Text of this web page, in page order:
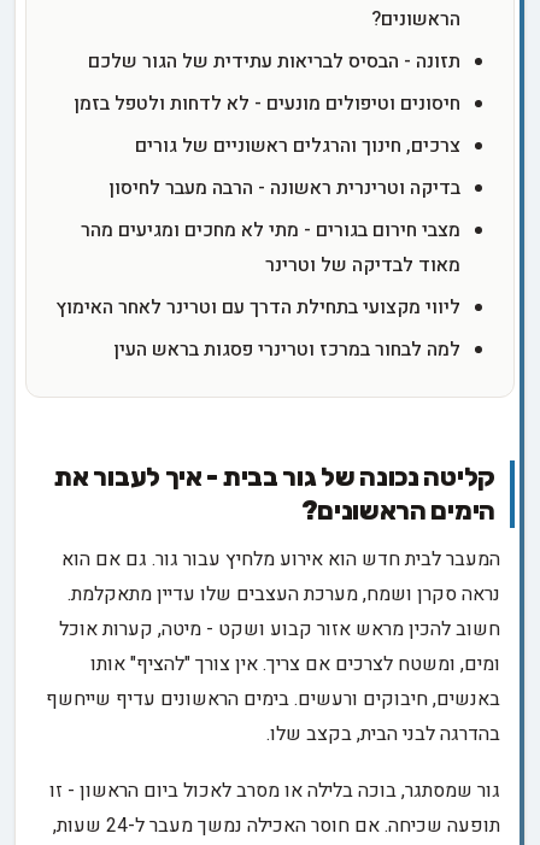
הראשונים?
תזונה - הבסיס לבריאות עתידית של הגור שלכם
חיסונים וטיפולים מונעים - לא לדחות ולטפל בזמן
צרכים, חינוך והרגלים ראשוניים של גורים
בדיקה וטרינרית ראשונה - הרבה מעבר לחיסון
מצבי חירום בגורים - מתי לא מחכים ומגיעים מהר
מאוד לבדיקה של וטרינר
ליווי מקצועי בתחילת הדרך עם וטרינר לאחר האימוץ
למה לבחור במרכז וטרינרי פסגות בראש העין
קליטה נכונה של גור בבית - איך לעבור את
הימים הראשונים?
המעבר לבית חדש הוא אירוע מלחיץ עבור גור. גם אם הוא
נראה סקרן ושמח, מערכת העצבים שלו עדיין מתאקלמת.
חשוב להכין מראש אזור קבוע ושקט - מיטה, קערות אוכל
ומים, ומשטח לצרכים אם צריך. אין צורך "להציף" אותו
באנשים, חיבוקים ורעשים. בימים הראשונים עדיף שייחשף
בהדרגה לבני הבית, בקצב שלו.
גור שמסתגר, בוכה בלילה או מסרב לאכול ביום הראשון - זו
תופעה שכיחה. אם חוסר האכילה נמשך מעבר ל-24 שעות,